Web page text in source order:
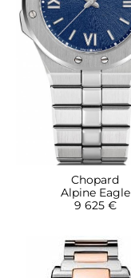
Chopard
Alpine Eagle
9 625 €